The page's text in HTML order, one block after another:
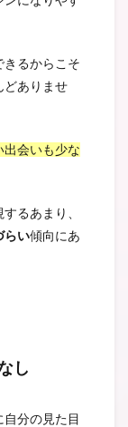
るからこそ
どありませ
会いも少な
るあまり、
らい傾向にあ
し
分の見た目